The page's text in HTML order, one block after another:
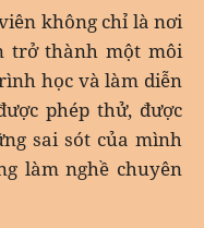
không chỉ là nơi
trở thành một môi
học và làm diễn
phép thử, được
sai sót của mình
làm nghề chuyên